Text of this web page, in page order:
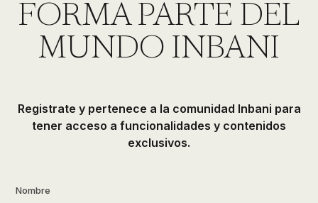
FORMA PARTE DEL
MUNDO INBANI
Registrate y pertenece a la comunidad Inbani para
tener acceso a funcionalidades y contenidos
exclusivos.
Nombre